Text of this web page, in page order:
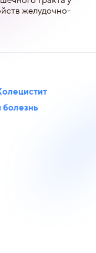
желудочно-
болезнь